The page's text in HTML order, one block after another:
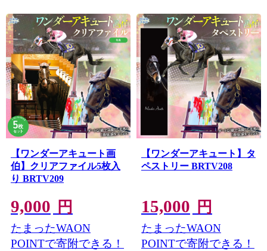
【ワンダーアキュート画
伯】クリアファイル5枚入
り BRTV209
9,000 円
たまったWAON
POINTで寄附できる！
【ワンダーアキュート】タ
ペストリー BRTV208
15,000 円
たまったWAON
POINTで寄附できる！